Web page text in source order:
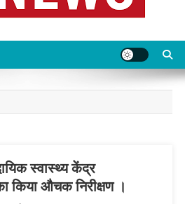
स्वास्थ्य केंद्र
किया औचक निरीक्षण ।